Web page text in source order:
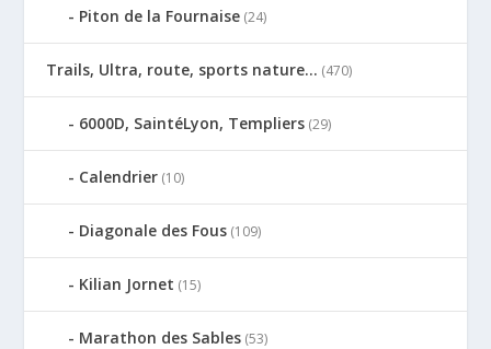
Piton de la Fournaise (24)
Trails, Ultra, route, sports nature… (470)
6000D, SaintéLyon, Templiers (29)
Calendrier (10)
Diagonale des Fous (109)
Kilian Jornet (15)
Marathon des Sables (53)